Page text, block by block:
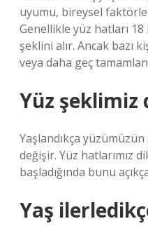
uyumu, bireysel
Genellikle yüz hatları 18
şeklini alır. Ancak bazı
veya daha geç
Yüz şeklimiz
Yaşlandıkça
değişir. Yüz hatlarımız
başladığında bunu
Yaş